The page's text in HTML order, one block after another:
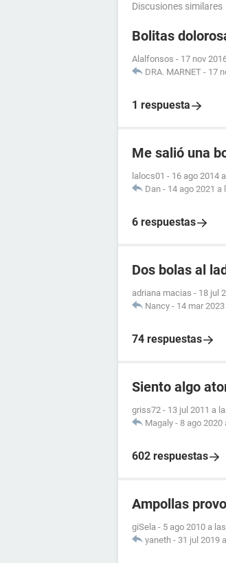
Discusiones similares
Bolitas
Alalfonsos - 17 nov
DRA. MARNET - 17
1 respuesta
Me salió una
lalocs01 - 16 ago 2014
Dan - 14 ago 2021 a
6 respuestas
Dos bolas al
adriana macias - 18 jul
Nancy - 14 mar
74 respuestas
Siento algo
griss72 - 13 jul 2011 a
Magaly - 8 ago 2020
602 respuestas
Ampollas
giSela - 5 ago 2010 a
yaneth - 31 jul 2019